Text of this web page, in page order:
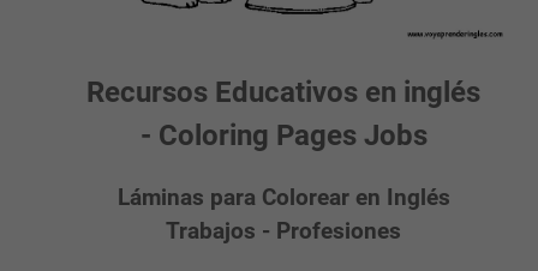
Recursos Educativos en inglés
- Coloring Pages Jobs
Láminas para Colorear en Inglés
Trabajos - Profesiones